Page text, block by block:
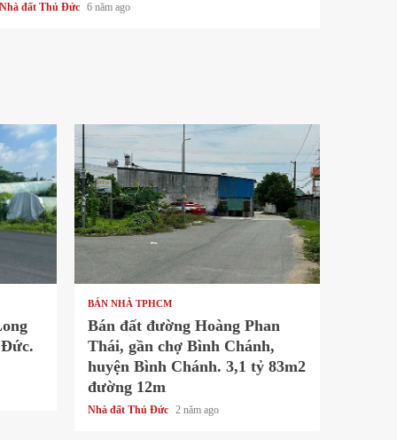
Nhà đất Thủ Đức 6 năm ago
1 min read
BÁN NHÀ TPHCM
Bán đất đường Hoàng Phan
Thái, gần chợ Bình Chánh,
huyện Bình Chánh. 3,1 tỷ 83m2
đường 12m
Nhà đất Thủ Đức 2 năm ago